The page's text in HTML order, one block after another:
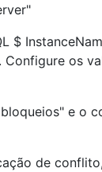
$
os
e o
de